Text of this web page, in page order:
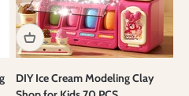
DIY Ice Cream Modeling Clay